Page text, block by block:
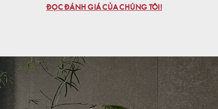
ĐỌC ĐÁNH GIÁ CỦA CHÚNG TÔI!